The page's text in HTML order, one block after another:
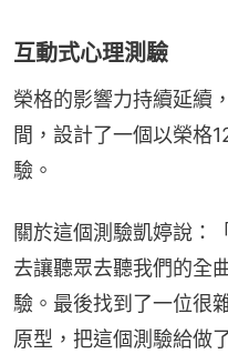
互動式心理測驗
榮格的影響力持續延續
間，設計了一個以榮格
驗。
關於這個測驗凱婷說：
去讓聽眾去聽我們的全
驗。最後找到了一位很
原型，把這個測驗給做